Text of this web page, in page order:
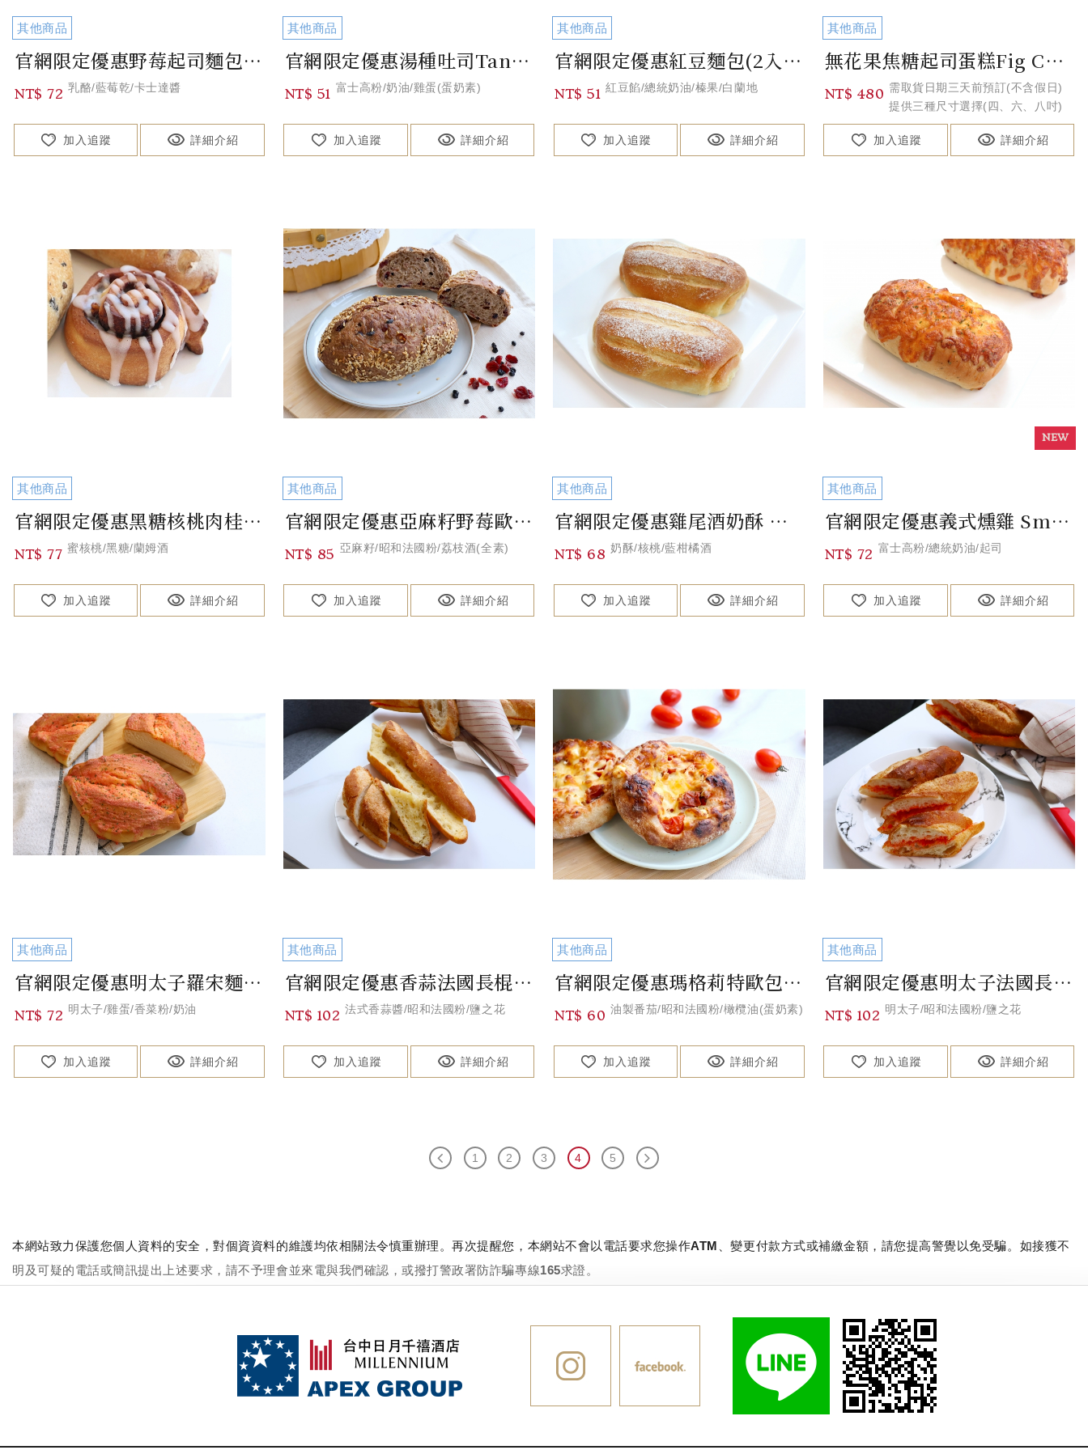
其他商品
官網限定優惠野莓起司麵包 Raspberry Cheese Bread
乳酪/藍莓乾/卡士達醬
NT$ 72
加入追蹤 詳細介紹
其他商品
官網限定優惠湯種吐司Tangzhong Toast
富士高粉/奶油/雞蛋(蛋奶素)
NT$ 51
加入追蹤 詳細介紹
其他商品
官網限定優惠紅豆麵包(2入/組) Red Bean Bread
紅豆餡/總統奶油/榛果/白蘭地
NT$ 51
加入追蹤 詳細介紹
其他商品
無花果焦糖起司蛋糕Fig Caramel Cheesecake
需取貨日期三天前預訂(不含假日)
提供三種尺寸選擇(四、六、八吋)
NT$ 480
加入追蹤 詳細介紹
其他商品
官網限定優惠黑糖核桃肉桂捲 Brown Sugar Walnut Cinnamo...
蜜核桃/黑糖/蘭姆酒
NT$ 77
加入追蹤 詳細介紹
其他商品
官網限定優惠亞麻籽野莓歐包(無糖無油)Flaxseed & Wild Berry...
亞麻籽/昭和法國粉/荔枝酒(全素)
NT$ 85
加入追蹤 詳細介紹
其他商品
官網限定優惠雞尾酒奶酥 Walnut Souffle Bread
奶酥/核桃/藍柑橘酒
NT$ 68
加入追蹤 詳細介紹
其他商品
官網限定優惠義式燻雞 Smoked Chicken Bread
富士高粉/總統奶油/起司
NT$ 72
加入追蹤 詳細介紹
其他商品
官網限定優惠明太子羅宋麵包 Mentaiko Borsch Bread
明太子/雞蛋/香菜粉/奶油
NT$ 72
加入追蹤 詳細介紹
其他商品
官網限定優惠香蒜法國長棍Pesto Baguette
法式香蒜醬/昭和法國粉/鹽之花
NT$ 102
加入追蹤 詳細介紹
其他商品
官網限定優惠瑪格莉特歐包 Margherita European Bread
油製番茄/昭和法國粉/橄欖油(蛋奶素)
NT$ 60
加入追蹤 詳細介紹
其他商品
官網限定優惠明太子法國長棍 Mentaiko Baguette
明太子/昭和法國粉/鹽之花
NT$ 102
加入追蹤 詳細介紹
1 2 3 4 5
本網站致力保護您個人資料的安全，對個資資料的維護均依相關法令慎重辦理。再次提醒您，本網站不會以電話要求您操作ATM、變更付款方式或補繳金額，請您提高警覺以免受騙。如接獲不
明及可疑的電話或簡訊提出上述要求，請不予理會並來電與我們確認，或撥打警政署防詐騙專線165求證。